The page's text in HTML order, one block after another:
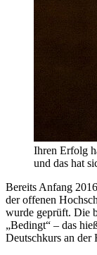
Ihren Erfolg
und das hat
Bereits Anfang
der offenen
wurde geprüft. Die
„Bedingt“ – das
Deutschkurs an der